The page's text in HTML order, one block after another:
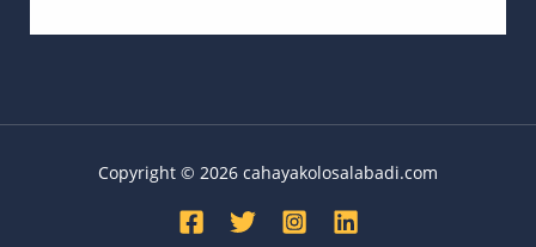
Copyright © 2026 cahayakolosalabadi.com